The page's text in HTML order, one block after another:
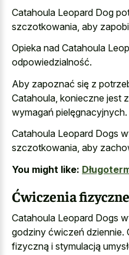
Catahoula Leopard Dog
szczotkowania, aby
Opieka nad Catahoula
odpowiedzialność.
Aby zapoznać się z
Catahoula, konieczne jest
wymagań pielęgnacyjnych.
Catahoula Leopard Dogs
szczotkowania, aby
You might like:
Ćwiczenia
Catahoula Leopard Dogs
godziny ćwiczeń dziennie.
fizyczną i stymulacją